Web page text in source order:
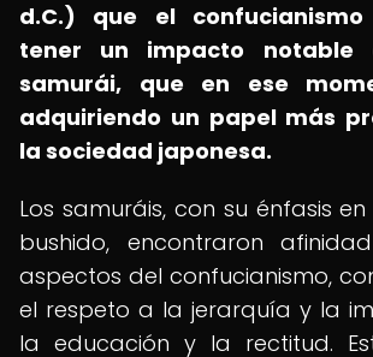
d.C.) que el
tener un impacto notable
samurái, que en ese
adquiriendo un papel más
la sociedad japonesa.
Los samuráis, con su énfasis
bushido, encontraron
aspectos del confucianismo,
el respeto a la jerarquía y la
la educación y la rectitud.